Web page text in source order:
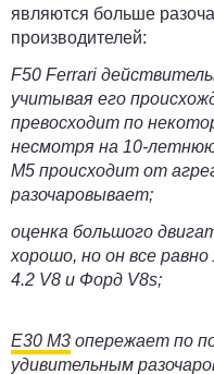
являются больше
производителей:
F50 Ferrari
учитывая его
превосходит по
несмотря на 10-летнюю
M5 происходит от
разочаровывает;
оценка большого
хорошо, но он все
4.2 V8 и Форд V8s;
E30 M3 опережает по
удивительным